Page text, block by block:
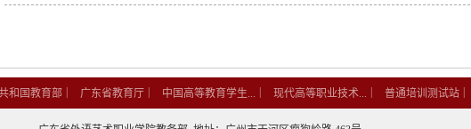
和国教育部 广东省教育厅 中国高等教育学生... 现代高等职业技术... 普通培训测试站